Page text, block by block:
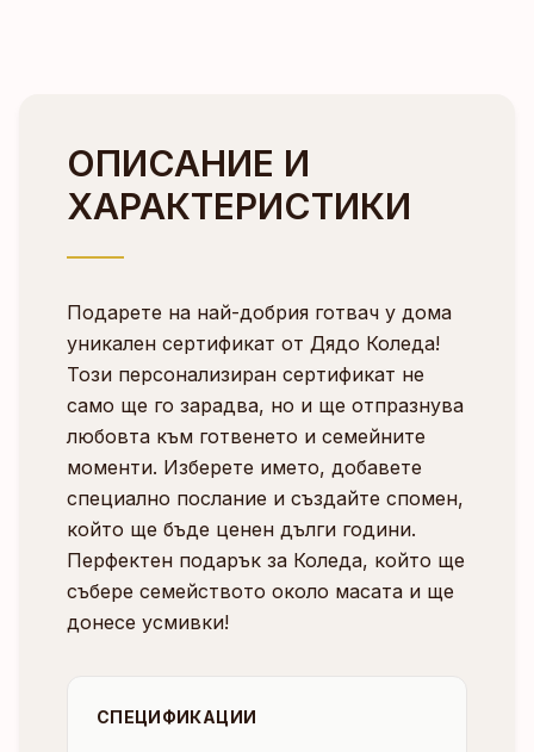
ОПИСАНИЕ И
ХАРАКТЕРИСТИКИ
Подарете на най-добрия готвач у дома
уникален сертификат от Дядо Коледа!
Този персонализиран сертификат не
само ще го зарадва, но и ще отпразнува
любовта към готвенето и семейните
моменти. Изберете името, добавете
специално послание и създайте спомен,
който ще бъде ценен дълги години.
Перфектен подарък за Коледа, който ще
събере семейството около масата и ще
донесе усмивки!
СПЕЦИФИКАЦИИ